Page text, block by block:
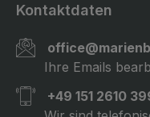
Kontaktdaten
Ihre Emails
+49 151 2610